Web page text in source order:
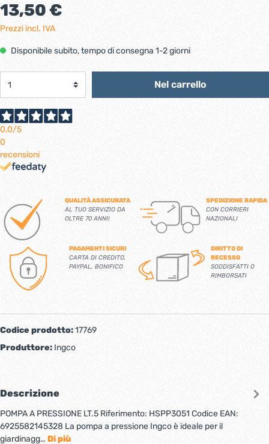
13,50 €
Prezzi incl. IVA
Disponibile subito, tempo di consegna 1-2 giorni
Nel carrello
0,0/5
0
recensioni
QUALITÀ ASSICURATA
AL TUO SERVIZIO DA
OLTRE 70 ANNI!
SPEDIZIONE RAPIDA
CON CORRIERI
NAZIONALI
PAGAMENTI SICURI
CARTA DI CREDITO,
PAYPAL, BONIFICO
DIRITTO DI
RECESSO
SODDISFATTI O
RIMBORSATI
Codice prodotto:17769
Produttore: Ingco
Descrizione
POMPA A PRESSIONE LT.5 Riferimento: HSPP3051 Codice EAN:
6925582145328 La pompa a pressione Ingco è ideale per il
giardinagg… Di più